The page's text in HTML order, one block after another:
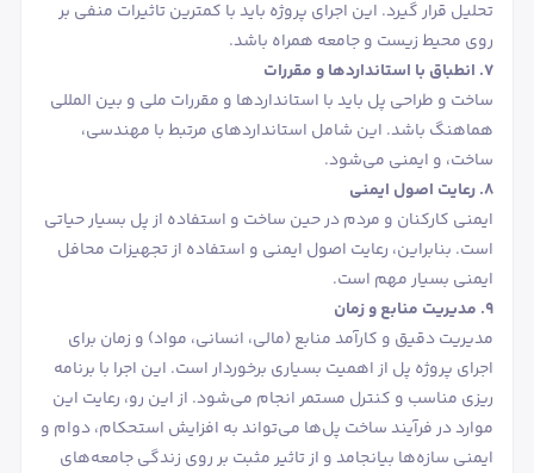
تحلیل قرار گیرد. این اجرای پروژه باید با کمترین تاثیرات منفی بر
روی محیط زیست و جامعه همراه باشد.
7. انطباق با استانداردها و مقررات
ساخت و طراحی پل باید با استانداردها و مقررات ملی و بین ‌المللی
هماهنگ باشد. این شامل استانداردهای مرتبط با مهندسی،
ساخت، و ایمنی می‌شود.
8. رعایت اصول ایمنی
ایمنی کارکنان و مردم در حین ساخت و استفاده از پل بسیار حیاتی
است. بنابراین، رعایت اصول ایمنی و استفاده از تجهیزات محافل
ایمنی بسیار مهم است.
9. مدیریت منابع و زمان
مدیریت دقیق و کارآمد منابع (مالی، انسانی، مواد) و زمان برای
اجرای پروژه پل از اهمیت بسیاری برخوردار است. این اجرا با برنامه‌
ریزی مناسب و کنترل مستمر انجام می‌شود. از این رو، رعایت این
موارد در فرآیند ساخت پل‌ها می‌تواند به افزایش استحکام، دوام و
ایمنی سازه‌ها بیانجامد و از تاثیر مثبت بر روی زندگی جامعه‌های